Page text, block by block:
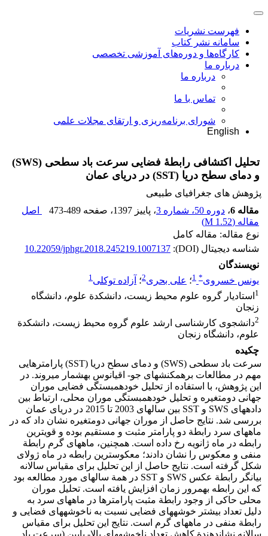
فهرست نشریات
سامانه نشر کتاب
کارگاه‌ها و دوره‌های آموزشی تخصصی
درباره ما
درباره ما
تماس با ما
شورای برنامه‌ریزی و ارتقای مجلات علمی
English
تحلیل اکتشافی رابطۀ فضایی سرعت باد سطحی (SWS)
و دمای سطح دریا (SST) در دریای عمان
پژوهش های جغرافیای طبیعی
مقاله 6
، دوره 50، شماره 3 ، پاییز 1397 ، صفحه 473-489
اصل
مقاله (1.52 M
)
نوع مقاله: مقاله کامل
شناسه دیجیتال (DOI):
10.22059/jphgr.2018.245219.1007137
نویسندگان
یونس خسروی*
1؛ علی بحری2؛ آزاده توکلی1
1 استادیار گروه علوم محیط‏ زیست، دانشکدة علوم، دانشگاه
زنجان
2دانشجوی کارشناسی ارشد علوم گروه محیط‏ زیست، دانشکدة
علوم، دانشگاه زنجان
چکیده
سرعت باد سطحی (SWS) و دمای سطح دریا (SST) پارامترهایی
مهم در مطالعات برهمکنش‏های جو- اقیانوس به‏شمار می‏روند. در
این پژوهش، با استفاده از تحلیل خودهمبستگی فضایی موران
جهانی دومتغیره و تحلیل خودهمبستگی موران محلی، ارتباط بین
داده‏های SWS و SST بین سال‏های 2003 تا 2015 در دریای عمان
بررسی شد. نتایج حاصل از موران جهانی دومتغیره نشان داد که در
ماه‏های سرد رابطة دو پارامتر مثبت و مستقیم بوده و قوی‏ترین
رابطه در ماه ژانویه رخ داده است. همچنین، ماه‏های گرم رابطة
منفی و معکوس‏ را نشان دادند؛ معکوس‏ترین رابطه در ماه ژولای
شکل گرفته است. نتایج حاصل از این تحلیل برای مقیاس سالانه
بیانگر رابطة عکس SWS و SST در همة سال‏های مورد مطالعه بود
که این رابطه به‏مرور زمان افزایش یافته است. تحلیل موران
محلی حاکی از وجود رابطة مثبت پارامترها در ماه‏های سرد به
دلیل تعداد بیشتر خوشه‏های فضایی نسبت به ناخوشه‏های فضایی و
رابطة منفی در ماه‏های گرم است. نتایج این تحلیل برای مقیاس
سالانه نشان‏دهندة کاهش تعداد ناخوشه‏های بالا- پایین (سرعت باد